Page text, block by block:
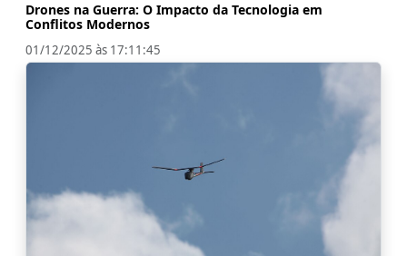
Drones na Guerra: O Impacto da Tecnologia em
Conflitos Modernos
01/12/2025 às 17:11:45